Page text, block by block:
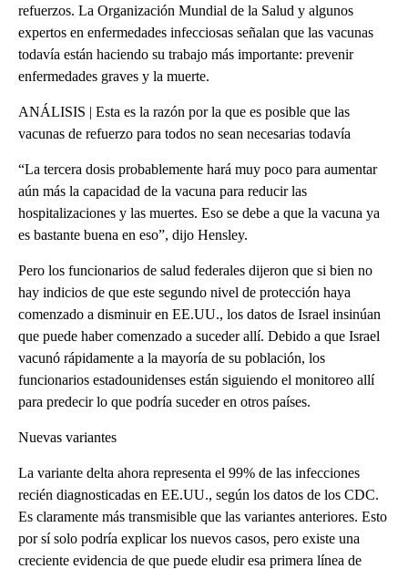
refuerzos. La Organización Mundial de la Salud y algunos
expertos en enfermedades infecciosas señalan que las vacunas
todavía están haciendo su trabajo más importante: prevenir
enfermedades graves y la muerte.
ANÁLISIS | Esta es la razón por la que es posible que las
vacunas de refuerzo para todos no sean necesarias todavía
“La tercera dosis probablemente hará muy poco para aumentar
aún más la capacidad de la vacuna para reducir las
hospitalizaciones y las muertes. Eso se debe a que la vacuna ya
es bastante buena en eso”, dijo Hensley.
Pero los funcionarios de salud federales dijeron que si bien no
hay indicios de que este segundo nivel de protección haya
comenzado a disminuir en EE.UU., los datos de Israel insinúan
que puede haber comenzado a suceder allí. Debido a que Israel
vacunó rápidamente a la mayoría de su población, los
funcionarios estadounidenses están siguiendo el monitoreo allí
para predecir lo que podría suceder en otros países.
Nuevas variantes
La variante delta ahora representa el 99% de las infecciones
recién diagnosticadas en EE.UU., según los datos de los CDC.
Es claramente más transmisible que las variantes anteriores. Esto
por sí solo podría explicar los nuevos casos, pero existe una
creciente evidencia de que puede eludir esa primera línea de